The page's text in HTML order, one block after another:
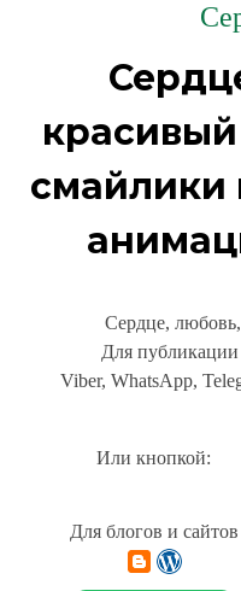
смайлики
Сердце,
Для публикации
Viber, WhatsApp,
Или кнопкой:
Для блогов и сайтов